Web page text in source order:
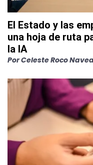
El Estado y las
una hoja de ruta
la IA
PorCeleste Roco